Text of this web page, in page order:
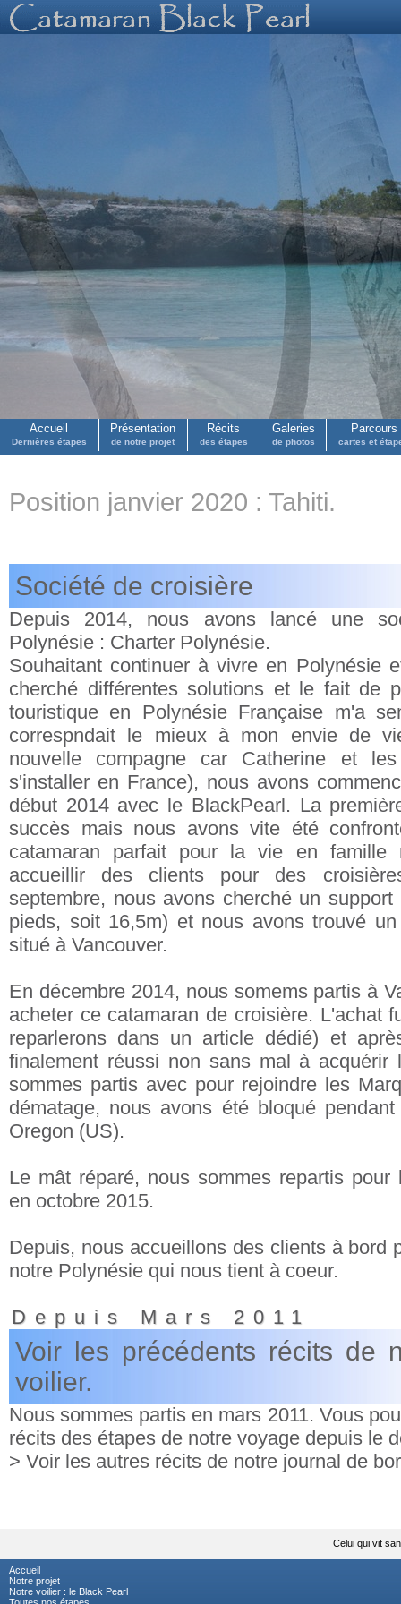
Accueil
Dernières étapes
Présentation
de notre projet
Récits
des étapes
Galeries
de photos
Parcours
cartes et
Position janvier 2020 : Tahiti.
Société de croisière
Depuis 2014, nous avons lancé une
Polynésie : Charter Polynésie.
Souhaitant continuer à vivre en Polynésie
cherché différentes solutions et le fait de
touristique en Polynésie Française m'a
correspndait le mieux à mon envie de
nouvelle compagne car Catherine et
s'installer en France), nous avons
début 2014 avec le BlackPearl. La
succès mais nous avons vite été
catamaran parfait pour la vie en famille
accueillir des clients pour des
septembre, nous avons cherché un
pieds, soit 16,5m) et nous avons trouvé
situé à Vancouver.
En décembre 2014, nous somems partis à
acheter ce catamaran de croisière. L'achat
reparlerons dans un article dédié) et
finalement réussi non sans mal à acquérir
sommes partis avec pour rejoindre les
dématage, nous avons été bloqué
Oregon (US).
Le mât réparé, nous sommes repartis pour
en octobre 2015.
Depuis, nous accueillons des clients à bord
notre Polynésie qui nous tient à coeur.
Depuis Mars 2011
Voir les précédents récits de
voilier.
Nous sommes partis en mars 2011. Vous
récits des étapes de notre voyage depuis le
> Voir les autres récits de notre journal de
Celui qui vit
Accueil
Notre projet
Notre voilier : le Black Pearl